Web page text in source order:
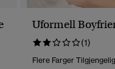
Uformell
(1)
Flere Farger Tilgjengelig